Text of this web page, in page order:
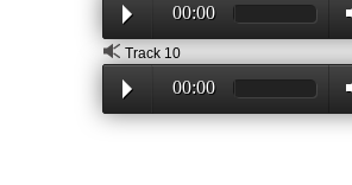
00:00
Track 10
00:00